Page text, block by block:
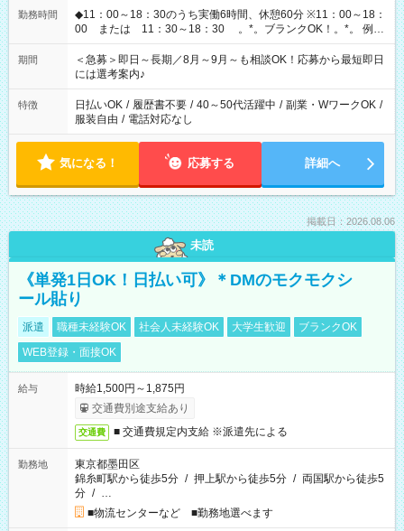
勤務時間
◆11：00～18：30のうち実働6時間、休憩60分 ※11：00～18：
00 または 11：30～18：30 。*。ブランクOK！。*。 例え
ば前職が、 在宅/財団法人/事務/コールセンター/受付/販売/カフェ
スタッフ スイーツ販売/ホテルフロント/化粧品販売/など 様々な
業界から入社して活躍されています♪
期間
＜急募＞即日～長期／8月～9月～も相談OK！応募から最短即日
には選考案内♪
特徴 日払いOK / 履歴書不要 / 40～50代活躍中 / 副業・WワークOK /
服装自由 / 電話対応なし
気になる！ 応募する 詳細へ
掲載日：2026.08.06
未読
《単発1日OK！日払い可》＊DMのモクモクシ
ール貼り
派遣 職種未経験OK 社会人未経験OK 大学生歓迎
ブランクOK
WEB登録・面接OK
給与
時給1,500円～1,875円
交通費別途支給あり
交通費 ■ 交通費規定内支給 ※派遣先による
勤務地
東京都墨田区
錦糸町駅から徒歩5分 / 押上駅から徒歩5分 / 両国駅から徒歩5
分 / …
■物流センターなど ■勤務地選べます